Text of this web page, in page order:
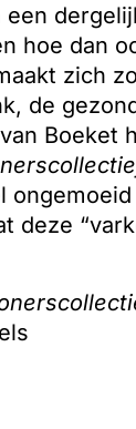
een
hoe dan
zich
de
Boeket
deze